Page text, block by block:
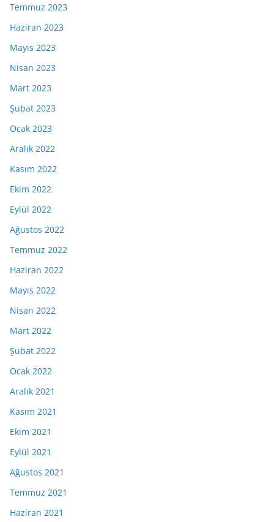
Temmuz 2023
Haziran 2023
Mayıs 2023
Nisan 2023
Mart 2023
Şubat 2023
Ocak 2023
Aralık 2022
Kasım 2022
Ekim 2022
Eylül 2022
Ağustos 2022
Temmuz 2022
Haziran 2022
Mayıs 2022
Nisan 2022
Mart 2022
Şubat 2022
Ocak 2022
Aralık 2021
Kasım 2021
Ekim 2021
Eylül 2021
Ağustos 2021
Temmuz 2021
Haziran 2021